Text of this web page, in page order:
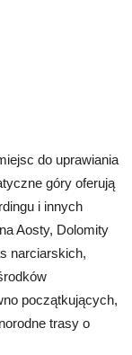
do uprawiania
góry oferują
i innych
Aosty, Dolomity
narciarskich,
początkujących,
trasy o